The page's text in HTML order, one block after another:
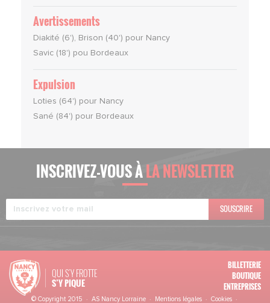
Avertissements
Diakité (6'), Brison (40') pour Nancy
Savic (18') pou Bordeaux
Expulsion
Loties (64') pour Nancy
Sané (84') pour Bordeaux
INSCRIVEZ-VOUS ÀLA NEWSLETTER
SOUSCRIRE
QUI S'Y FROTTE
S’Y PIQUE
BILLETTERIE
BOUTIQUE
ENTREPRISES
© Copyright 2015 · AS Nancy Lorraine · Mentions légales· Cookies·